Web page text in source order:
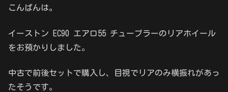
こんばんは。
イーストン EC90 エアロ55 チューブラーのリアホイール
をお預かりしました。
中古で前後セットで購入し、目視でリアのみ横振れがあっ
たそうです。